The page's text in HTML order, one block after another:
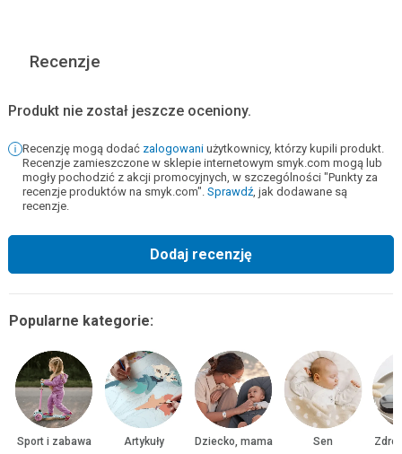
Recenzje
Produkt nie został jeszcze oceniony.
Recenzję mogą dodać zalogowani użytkownicy, którzy kupili produkt.
Recenzje zamieszczone w sklepie internetowym smyk.com mogą lub
mogły pochodzić z akcji promocyjnych, w szczególności "Punkty za
recenzje produktów na smyk.com". Sprawdź, jak dodawane są
recenzje.
Dodaj recenzję
Popularne kategorie:
Sport i zabawa
Artykuły
Dziecko, mama Sen